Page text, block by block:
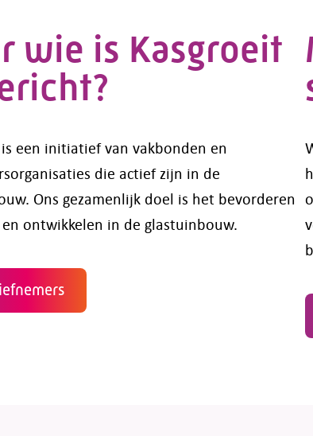
wie is Kasgroeit
is een initiatief van vakbonden en
die actief zijn in de
Ons gezamenlijk doel is het bevorderen
ontwikkelen in de glastuinbouw.